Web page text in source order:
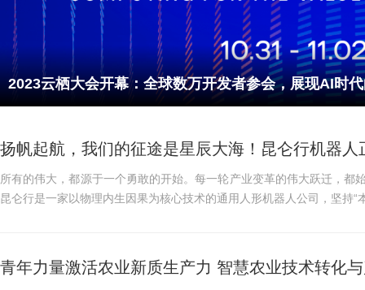
2023云栖大会开幕：全球数万开发者参会，展现AI时
扬帆起航，我们的征途是星辰大海！昆仑行机器人
所有的伟大，都源于一个勇敢的开始。每一轮产业变革的伟大跃迁，都
昆仑行是一家以物理内生因果为核心技术的通用人形机器人公司，坚持
青年力量激活农业新质生产力 智慧农业技术转化